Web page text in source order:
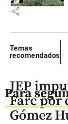
share
Temas
recomendados
Para
JEP
Farc por
Gómez